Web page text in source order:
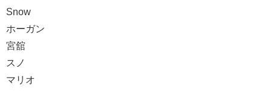
Snow
ホーガン
宮舘
スノ
マリオ